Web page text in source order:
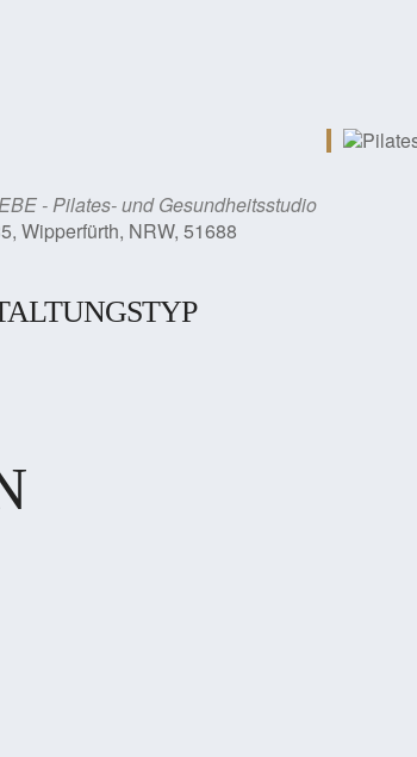
- Pilates- und Gesundheitsstudio
Wipperfürth, NRW, 51688